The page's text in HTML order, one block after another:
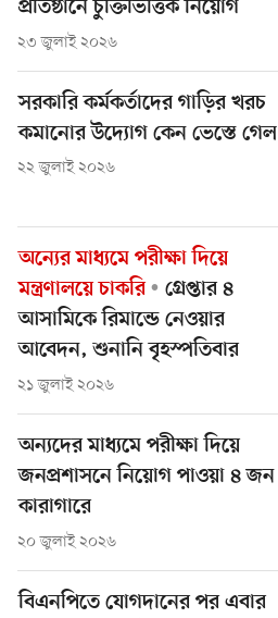
প্রতিষ্ঠানে চুক্তিভিত্তিক নিয়োগ
২৩ জুলাই ২০২৬
সরকারি কর্মকর্তাদের গাড়ির খরচ
কমানোর উদ্যোগ কেন ভেস্তে গেল
২২ জুলাই ২০২৬
অন্যের মাধ্যমে পরীক্ষা দিয়ে
মন্ত্রণালয়ে চাকরি
গ্রেপ্তার ৪
আসামিকে রিমান্ডে নেওয়ার
আবেদন, শুনানি বৃহস্পতিবার
২১ জুলাই ২০২৬
অন্যদের মাধ্যমে পরীক্ষা দিয়ে
জনপ্রশাসনে নিয়োগ পাওয়া ৪ জন
কারাগারে
২০ জুলাই ২০২৬
বিএনপিতে যোগদানের পর এবার